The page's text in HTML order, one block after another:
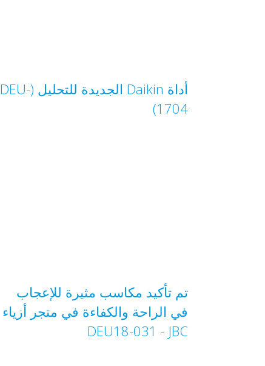
أداة Daikin الجديدة للتحليل (DEU-
1704)
تم تأكيد مكاسب مثيرة للإعجاب
في الراحة والكفاءة في متجر أزياء
JBC‏ - DEU18-031